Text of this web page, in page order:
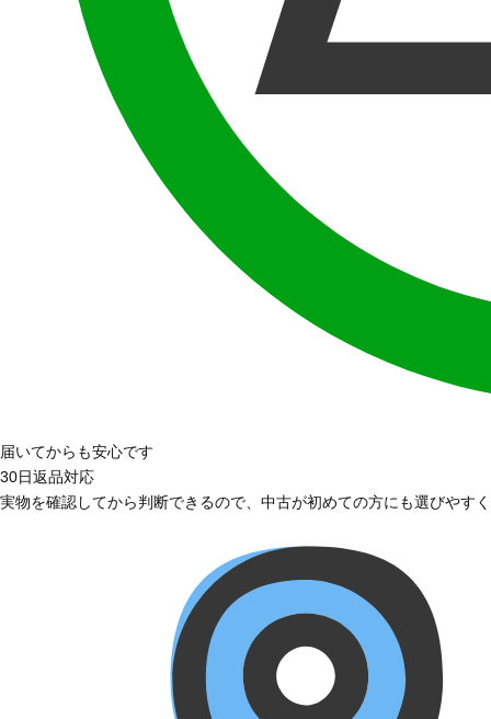
届いてからも安心です
30日返品対応
実物を確認してから判断できるので、中古が初めての方にも選びやす